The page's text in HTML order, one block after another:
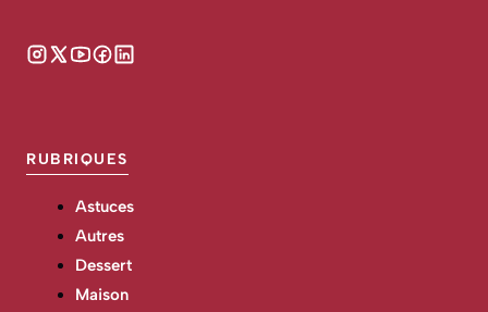
RUBRIQUES
Astuces
Autres
Dessert
Maison